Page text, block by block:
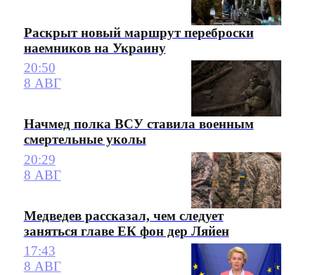
Раскрыт новый маршрут переброски
наемников на Украину
20:50
8 АВГ
Начмед полка ВСУ ставила военным
смертельные уколы
20:29
8 АВГ
Медведев рассказал, чем следует
заняться главе ЕК фон дер Ляйен
17:43
8 АВГ